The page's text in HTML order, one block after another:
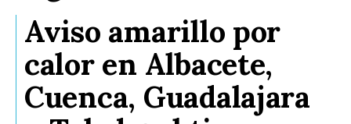
Aviso amarillo por
calor en Albacete,
Cuenca, Guadalajara